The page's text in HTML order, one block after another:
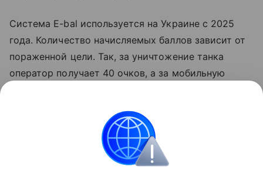
Система E-bal используется на Украине с 2025
года. Количество начисляемых баллов зависит от
пораженной цели. Так, за уничтожение танка
оператор получает 40 очков, а за мобильную
через платформу Brave1 Market.
Украина